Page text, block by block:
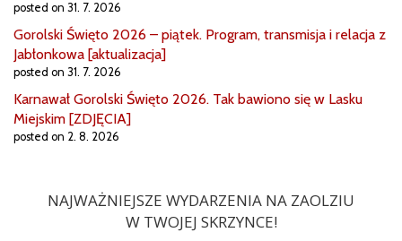
posted on 31. 7. 2026
Gorolski Święto 2026 – piątek. Program, transmisja i relacja z
Jabłonkowa [aktualizacja]
posted on 31. 7. 2026
Karnawał Gorolski Święto 2026. Tak bawiono się w Lasku
Miejskim [ZDJĘCIA]
posted on 2. 8. 2026
NAJWAŻNIEJSZE WYDARZENIA NA ZAOLZIU
W TWOJEJ SKRZYNCE!